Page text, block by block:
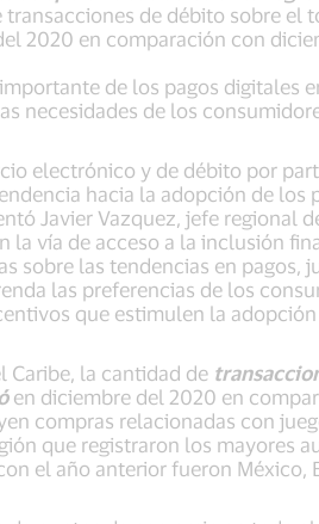
de débito sobre el
2020 en comparación con
de los pagos digitales
necesidades de los
electrónico y de débito por
hacia la adopción de los
Javier Vazquez, jefe regional
vía de acceso a la inclusión
sobre las tendencias en pagos,
las preferencias de los
que estimulen la
Caribe, la cantidad de
en diciembre del 2020 en
compras relacionadas con
que registraron los mayores
el año anterior fueron México,